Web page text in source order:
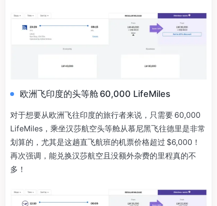
欧洲飞印度的头等舱 60,000 LifeMiles
对于想要从欧洲飞往印度的旅行者来说，只需要 60,000
LifeMiles，乘坐汉莎航空头等舱从慕尼黑飞往德里是非常
划算的，尤其是这趟直飞航班的机票价格超过 $6,000！
再次强调，能兑换汉莎航空且没额外杂费的里程真的不
多！